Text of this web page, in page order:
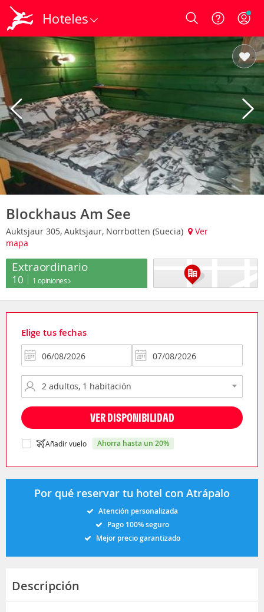
Hoteles Login
Blockhaus Am See
Auktsjaur 305, Auktsjaur, Norrbotten (Suecia)
Ver
mapa
Extraordinario
10 1 opiniones
Elige tus fechas
VER DISPONIBILIDAD
Añadir vuelo ahorra hasta un 20%
Por qué reservar tu hotel con Atrápalo
Atención personalizada
Pago 100% seguro
Mejor precio garantizado
Descripción